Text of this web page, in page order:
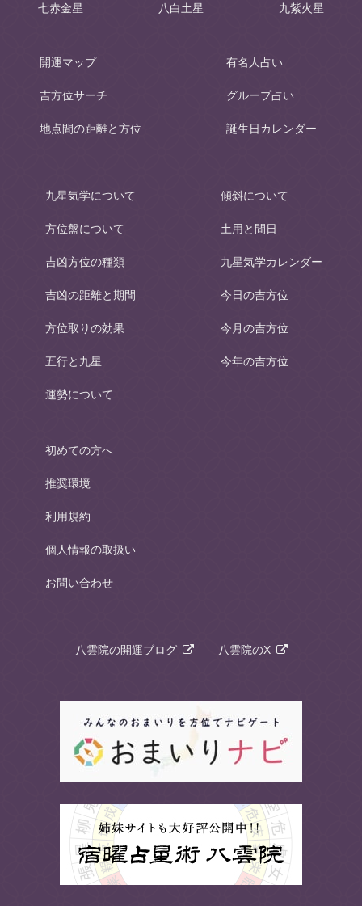
七赤金星 八白土星 九紫火星
開運マップ
吉方位サーチ
地点間の距離と方位
有名人占い
グループ占い
誕生日カレンダー
九星気学について
方位盤について
吉凶方位の種類
吉凶の距離と期間
方位取りの効果
五行と九星
運勢について
傾斜について
土用と間日
九星気学カレンダー
今日の吉方位
今月の吉方位
今年の吉方位
初めての方へ
推奨環境
利用規約
個人情報の取扱い
お問い合わせ
八雲院の開運ブログ 八雲院のX